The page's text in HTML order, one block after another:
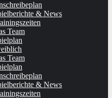
& News
Team
Team
& News